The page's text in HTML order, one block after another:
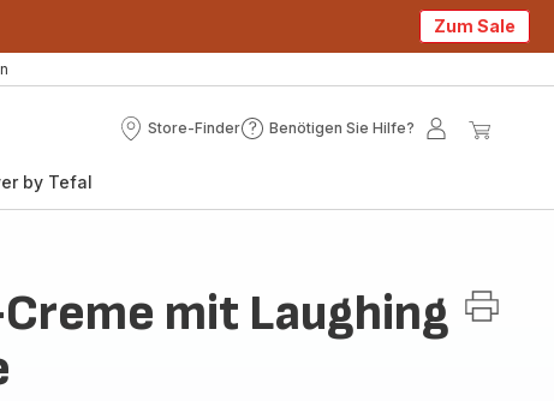
Zum Sale
Store-Finder
Store-
Benötigen Sie Hilfe?
Benötigen
Mein
by Tefal
mit Laughing